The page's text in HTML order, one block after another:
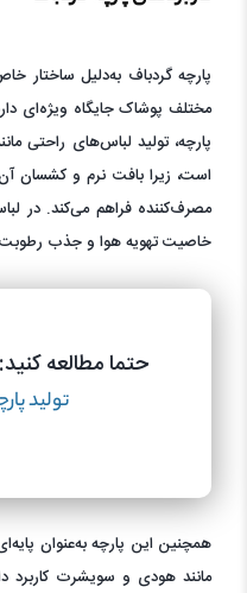
پارچه گردباف به‌دلیل ساختار
مختلف پوشاک جایگاه ویژه‌ای
پارچه، تولید لباس‌های راحتی
است، زیرا بافت نرم و کشسان
مصرف‌کننده فراهم می‌کند. در
خاصیت تهویه هوا و جذب
حتما مطالعه
تولید
همچنین این پارچه به‌عنوان
مانند هودی و سویشرت کاربرد